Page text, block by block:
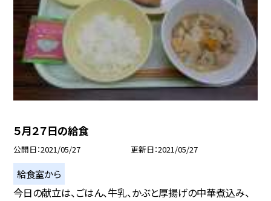
５月２７日の給食
公開日 2021/05/27 更新日 2021/05/27
給食室から
今日の献立は、ごはん、牛乳、かぶと厚揚げの中華煮込み、